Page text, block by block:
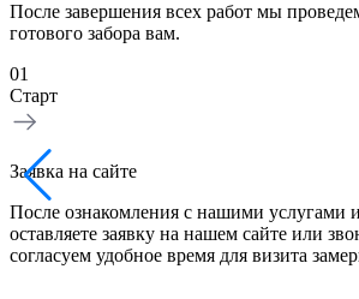
После завершения всех работ мы
готового забора вам.
01
Старт
Заявка на сайте
После ознакомления с нашими услугами
оставляете заявку на нашем сайте или
согласуем удобное время для визита